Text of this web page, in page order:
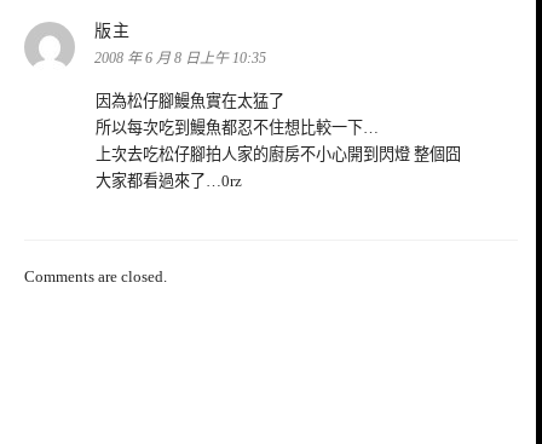
版主
示:
2008 年 6 月 8 日上午 10:35
因為松仔腳鰻魚實在太猛了
所以每次吃到鰻魚都忍不住想比較一下…
上次去吃松仔腳拍人家的廚房不小心開到閃燈 整個囧
大家都看過來了…0rz
Comments are closed.